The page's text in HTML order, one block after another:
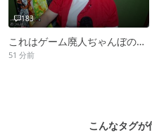
183
これはゲーム廃人ぢゃんぼの人生の1ページである
51 分前
こんなタグが